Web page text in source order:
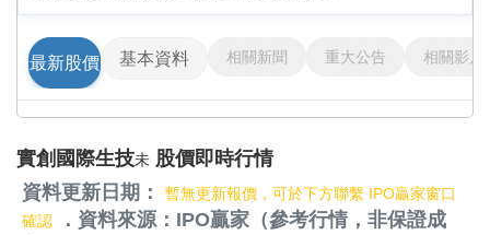
最新股價 基本資料 相關新聞 重大公告 相關影片
實創國際生技未 股價即時行情
資料更新日期：
暫無更新報價，可於下方聯繫 IPO贏家窗口
確認
．資料來源：IPO贏家（參考行情，非保證成